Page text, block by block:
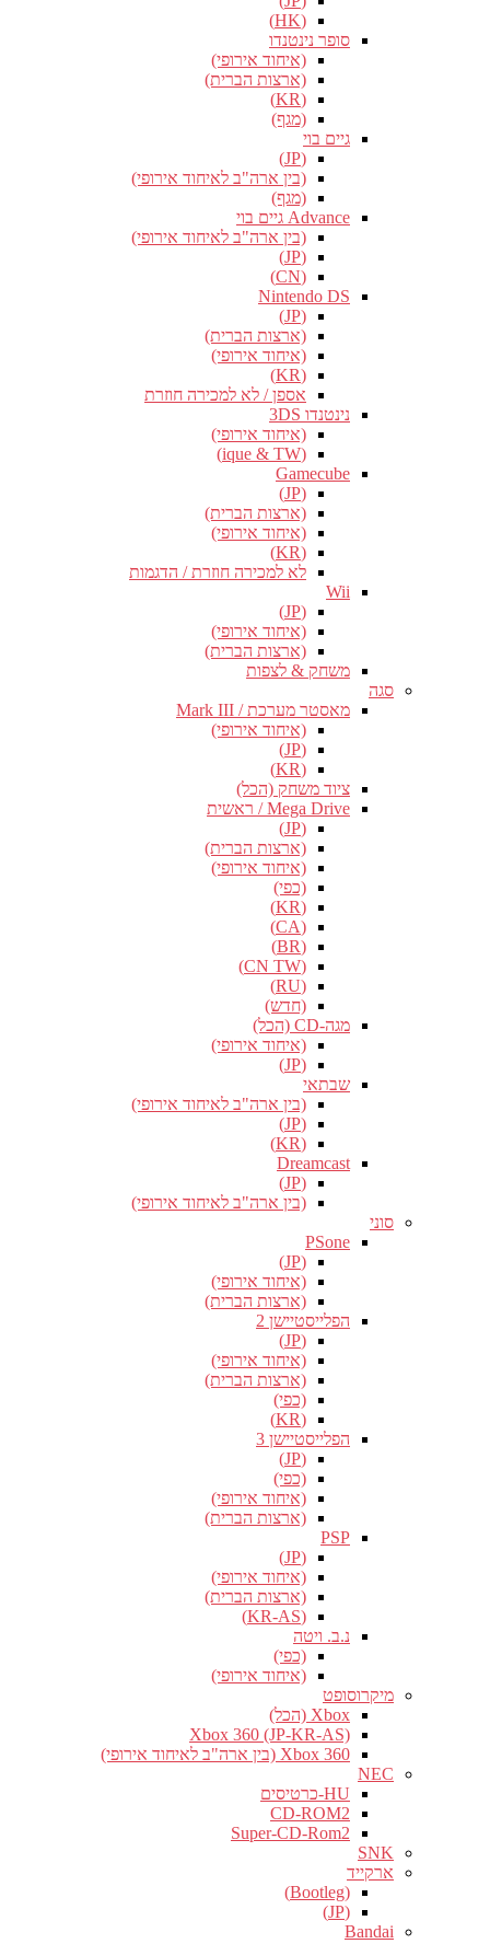
(HK)
סופר נינטנדו
(איחוד אירופי)
(ארצות הברית)
(KR)
(מגף)
גיים בוי
(JP)
(בין ארה"ב לאיחוד אירופי)
(מגף)
Advance גיים בוי
(בין ארה"ב לאיחוד אירופי)
(JP)
(CN)
Nintendo DS
(JP)
(ארצות הברית)
(איחוד אירופי)
(KR)
אספן / לא למכירה חוזרת
נינטנדו 3DS
(איחוד אירופי)
(ique & TW)
Gamecube
(JP)
(ארצות הברית)
(איחוד אירופי)
(KR)
לא למכירה חוזרת / הדגמות
Wii
(JP)
(איחוד אירופי)
(ארצות הברית)
משחק & לצפות
סגה
מאסטר מערכת / Mark III
(איחוד אירופי)
(JP)
(KR)
ציוד משחק (הכל)
Mega Drive / ראשית
(JP)
(ארצות הברית)
(איחוד אירופי)
(כפי)
(KR)
(CA)
(BR)
(CN TW)
(RU)
(חדש)
מגה-CD (הכל)
(איחוד אירופי)
(JP)
שבתאי
(בין ארה"ב לאיחוד אירופי)
(JP)
(KR)
Dreamcast
(JP)
(בין ארה"ב לאיחוד אירופי)
סוני
PSone
(JP)
(איחוד אירופי)
(ארצות הברית)
הפלייסטיישן 2
(JP)
(איחוד אירופי)
(ארצות הברית)
(כפי)
(KR)
הפלייסטיישן 3
(JP)
(כפי)
(איחוד אירופי)
(ארצות הברית)
PSP
(JP)
(איחוד אירופי)
(ארצות הברית)
(KR-AS)
נ.ב. ויטה
(כפי)
(איחוד אירופי)
מיקרוסופט
Xbox (הכל)
Xbox 360 (JP-KR-AS)
Xbox 360 (בין ארה"ב לאיחוד אירופי)
NEC
HU-כרטיסים
CD-ROM2
Super-CD-Rom2
SNK
ארקייד
(Bootleg)
(JP)
Bandai